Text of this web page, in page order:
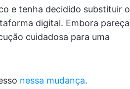
e tenha decidido substituir o
digital. Embora pareça
cuidadosa para uma
nessa mudança.